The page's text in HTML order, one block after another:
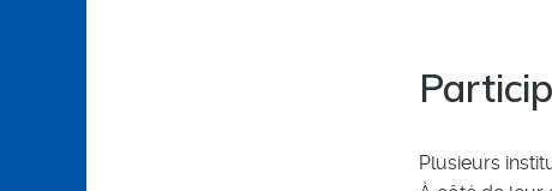
Plusieurs